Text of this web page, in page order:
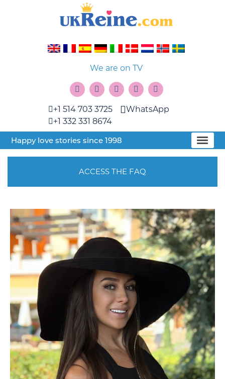
We are on TV
+1 514 703 3725
+1 332 331 8674
WhatsApp
Happy love stories since 1998
ACCESS THE FAQ